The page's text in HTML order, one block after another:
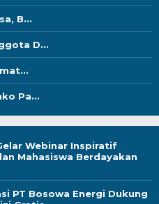
B...
D...
Pa...
Webinar Inspiratif
Mahasiswa Berdayakan
PT Bosowa Energi Dukung